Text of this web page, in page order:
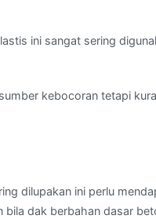
ini sangat sering
kebocoran tetapi
dilupakan ini perlu
bila dak berbahan dasar